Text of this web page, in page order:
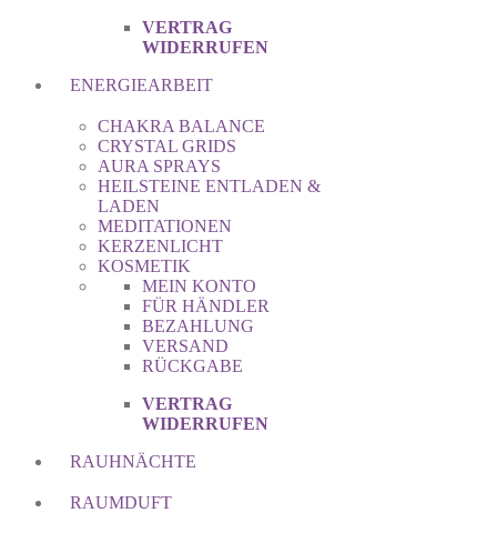
VERTRAG
WIDERRUFEN
ENERGIEARBEIT
CHAKRA BALANCE
CRYSTAL GRIDS
AURA SPRAYS
HEILSTEINE ENTLADEN &
LADEN
MEDITATIONEN
KERZENLICHT
KOSMETIK
MEIN KONTO
FÜR HÄNDLER
BEZAHLUNG
VERSAND
RÜCKGABE
VERTRAG
WIDERRUFEN
RAUHNÄCHTE
RAUMDUFT